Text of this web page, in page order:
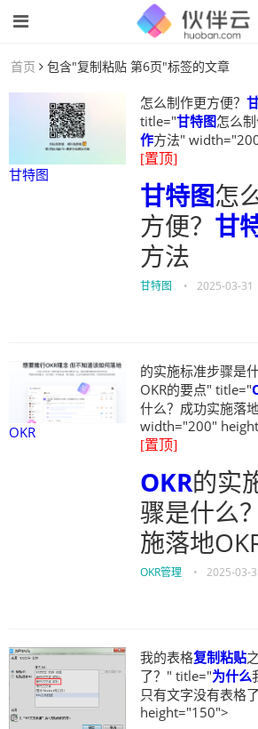
首页 包含"复制粘贴 第6页"标签的文章
甘特图
怎么制作更方便？
title="甘特图怎么制
作方法"
[置顶]
甘特图怎
方便？ 甘
方法
甘特图 • 2025-03-31
OKR
的实施标准步骤是
OKR的要点" title="
什么？成功实施落
width="200"
[置顶]
OKR的实
骤是什么
施落地
OKR管理 • 2025-03-
我的表格复制粘贴
了？" title="为什么
只有文字没有表格
height="150">